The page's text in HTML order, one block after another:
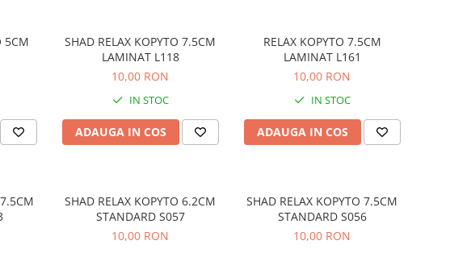
5CM
SHAD RELAX KOPYTO 7.5CM
LAMINAT L118
10,00 RON
IN STOC
ADAUGA IN COS
RELAX KOPYTO 7.5CM
LAMINAT L161
10,00 RON
IN STOC
ADAUGA IN COS
SHAD RELAX KOPYTO 6.2CM
STANDARD S057
10,00 RON
SHAD RELAX KOPYTO 7.5CM
STANDARD S056
10,00 RON